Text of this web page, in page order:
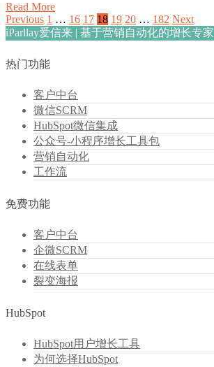
Read More
Previous 1 … 16 17 18 19 20 … 182 Next
iParllay爱信来 | 基于营销自动化的增长专家
热门功能
客户中台
微信SCRM
HubSpot微信集成
公众号-小程序增长工具包
营销自动化
工作流
免费功能
客户中台
企微SCRM
在线表单
裂变海报
HubSpot
HubSpot用户增长工具
为何选择HubSpot